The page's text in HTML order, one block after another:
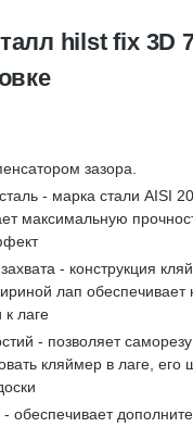
hilst fix 3D
зазора.
- марка стали AISI
максимальную
- конструкция
лап обеспечивает
лаге
- позволяет
кляймер в лаге, его
обеспечивает